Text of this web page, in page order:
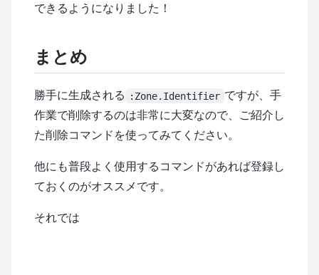
できるようになりました！
まとめ
勝手に生成される :Zone.Identifier ですが、手
作業で削除するのは非常に大変なので、ご紹介し
た削除コマンドを使ってみてください。
他にも普段よく使用するコマンドがあれば登録し
ておくのがオススメです。
それでは